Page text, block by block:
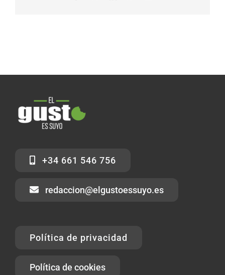
+34 661 546 756
redaccion@elgustoessuyo.es
Política de privacidad
Política de cookies